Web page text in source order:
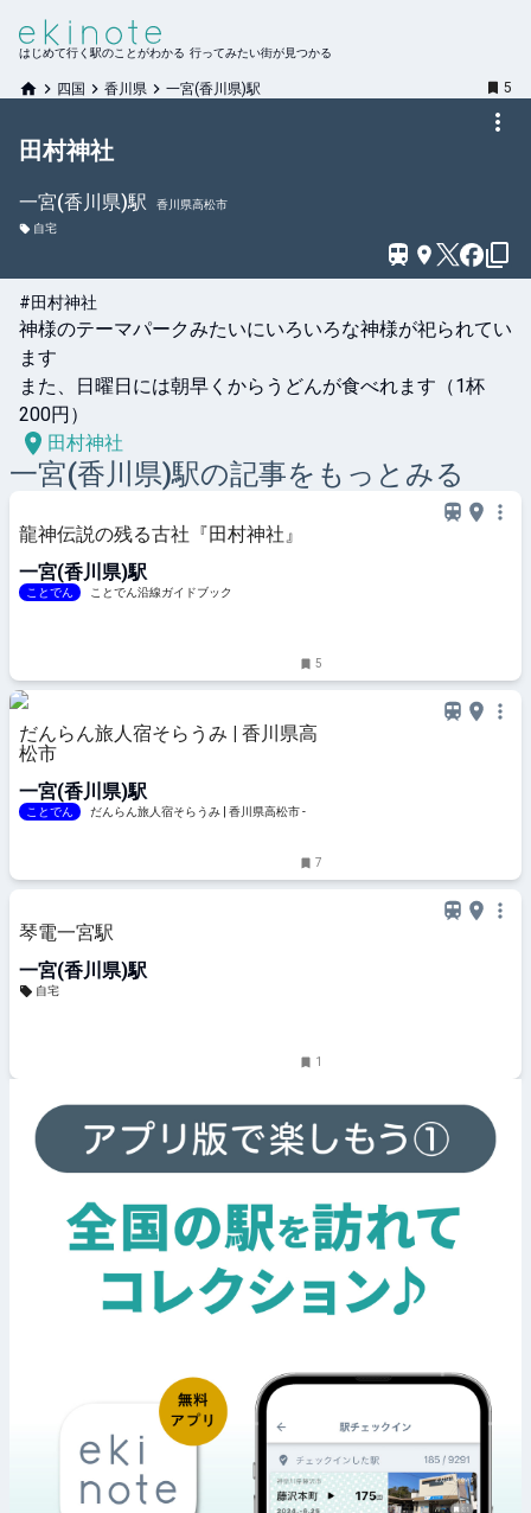
はじめて行く駅のことがわかる 行ってみたい街が見つかる
四国 香川県 一宮(香川県)駅 5
田村神社
一宮(香川県)駅
香川県高松市
自宅
#田村神社
神様のテーマパークみたいにいろいろな神様が祀られてい
ます
また、日曜日には朝早くからうどんが食べれます（1杯
200円）
田村神社
一宮(香川県)駅の記事をもっとみる
龍神伝説の残る古社『田村神社』
一宮(香川県)駅
ことでん ことでん沿線ガイドブック
5
だんらん旅人宿そらうみ | 香川県高
松市
一宮(香川県)駅
ことでん だんらん旅人宿そらうみ | 香川県高松市 -
7
琴電一宮駅
一宮(香川県)駅
自宅
1